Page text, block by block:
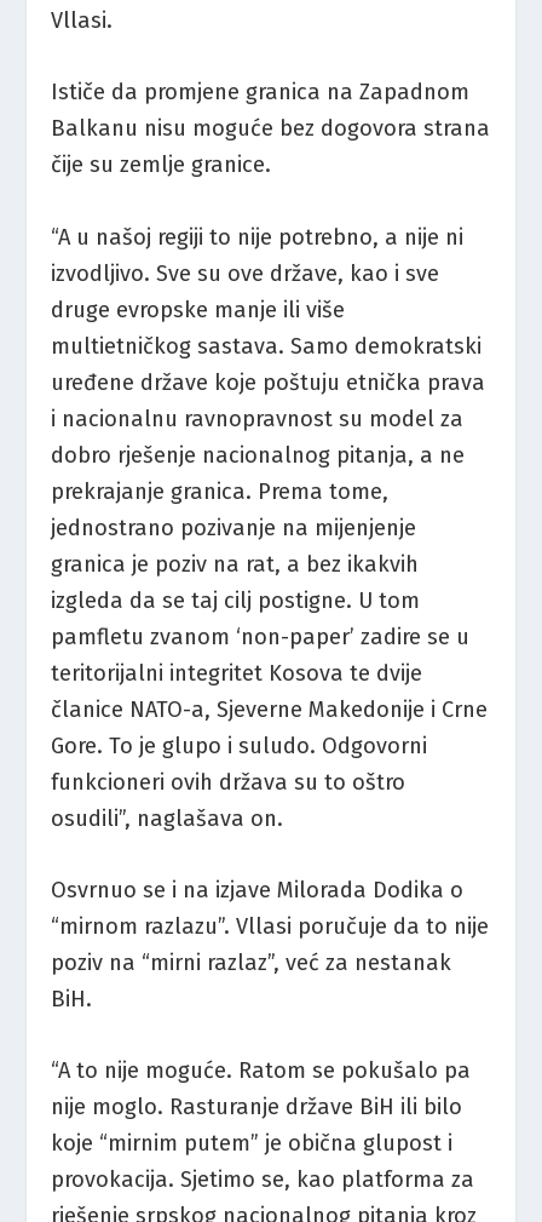
Vllasi.
Ističe da promjene granica na Zapadnom
Balkanu nisu moguće bez dogovora strana
čije su zemlje granice.
“A u našoj regiji to nije potrebno, a nije ni
izvodljivo. Sve su ove države, kao i sve
druge evropske manje ili više
multietničkog sastava. Samo demokratski
uređene države koje poštuju etnička prava
i nacionalnu ravnopravnost su model za
dobro rješenje nacionalnog pitanja, a ne
prekrajanje granica. Prema tome,
jednostrano pozivanje na mijenjenje
granica je poziv na rat, a bez ikakvih
izgleda da se taj cilj postigne. U tom
pamfletu zvanom ‘non-paper’ zadire se u
teritorijalni integritet Kosova te dvije
članice NATO-a, Sjeverne Makedonije i Crne
Gore. To je glupo i suludo. Odgovorni
funkcioneri ovih država su to oštro
osudili”, naglašava on.
Osvrnuo se i na izjave Milorada Dodika o
“mirnom razlazu”. Vllasi poručuje da to nije
poziv na “mirni razlaz”, već za nestanak
BiH.
“A to nije moguće. Ratom se pokušalo pa
nije moglo. Rasturanje države BiH ili bilo
koje “mirnim putem” je obična glupost i
provokacija. Sjetimo se, kao platforma za
rješenje srpskog nacionalnog pitanja kroz